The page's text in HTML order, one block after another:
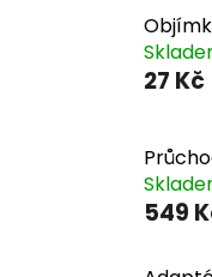
27 Kč
549